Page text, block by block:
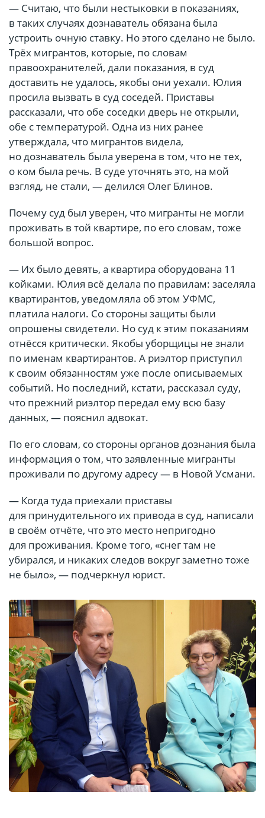
— Считаю, что были нестыковки в показаниях,
в таких случаях дознаватель обязана была
устроить очную ставку. Но этого сделано не было.
Трёх мигрантов, которые, по словам
правоохранителей, дали показания, в суд
доставить не удалось, якобы они уехали. Юлия
просила вызвать в суд соседей. Приставы
рассказали, что обе соседки дверь не открыли,
обе с температурой. Одна из них ранее
утверждала, что мигрантов видела,
но дознаватель была уверена в том, что не тех,
о ком была речь. В суде уточнять это, на мой
взгляд, не стали, — делился Олег Блинов.
Почему суд был уверен, что мигранты не могли
проживать в той квартире, по его словам, тоже
большой вопрос.
— Их было девять, а квартира оборудована 11
койками. Юлия всё делала по правилам: заселяла
квартирантов, уведомляла об этом УФМС,
платила налоги. Со стороны защиты были
опрошены свидетели. Но суд к этим показаниям
отнёсся критически. Якобы уборщицы не знали
по именам квартирантов. А риэлтор приступил
к своим обязанностям уже после описываемых
событий. Но последний, кстати, рассказал суду,
что прежний риэлтор передал ему всю базу
данных, — пояснил адвокат.
По его словам, со стороны органов дознания была
информация о том, что заявленные мигранты
проживали по другому адресу — в Новой Усмани.
— Когда туда приехали приставы
для принудительного их привода в суд, написали
в своём отчёте, что это место непригодно
для проживания. Кроме того, «снег там не
убирался, и никаких следов вокруг заметно тоже
не было», — подчеркнул юрист.